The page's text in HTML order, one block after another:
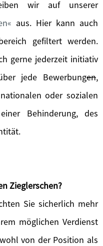
wir auf unserer
aus. Hier kann auch
gefiltert werden.
gerne jederzeit initiativ
jede Bewerbungen,
oder sozialen
Behinderung, des
Zieglerschen?
Sie sicherlich mehr
möglichen Verdienst
von der Position als